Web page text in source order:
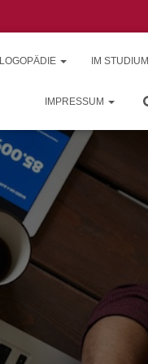
LOGOPÄDIE IM STUDIUM
IMPRESSUM